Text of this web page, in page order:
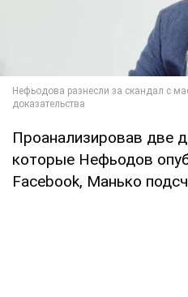
Проанализировав две
которые Нефьодов
Facebook, Манько